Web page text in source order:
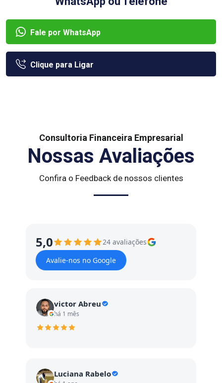
Fale por WhatsApp
Clique para Ligar
Consultoria Financeira Empresarial
Nossas Avaliações
Confira o Feedback de nossos clientes
5,0
24 avaliações
Avalie-nos no Google
victor Abreu
há 1 mês
Luciana Rabelo